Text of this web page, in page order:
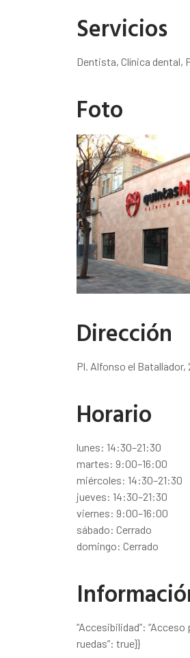
Servicios
Dentista, Clínica dental,
Foto
Dirección
Pl. Alfonso el Batallador,
Horario
lunes: 14:30–21:30
martes: 9:00–16:00
miércoles: 14:30–21:30
jueves: 14:30–21:30
viernes: 9:00–16:00
sábado: Cerrado
domingo: Cerrado
“Accesibilidad”:
ruedas”: true}}